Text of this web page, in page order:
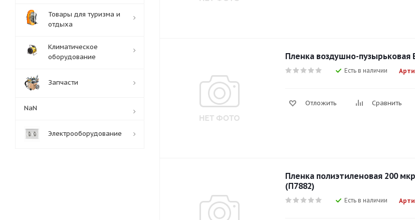
Пленка воздушно-
Есть в наличии
Отложить Сравнить
Пленка полиэтиленовая 200
(П7882)
Есть в наличии
Товары для туризма и
отдыха
Климатическое
оборудование
Запчасти
NaN
Электрооборудование